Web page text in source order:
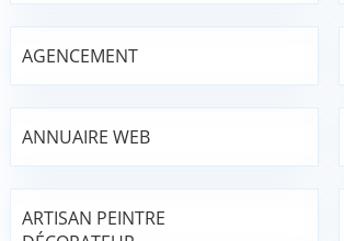
AGENCEMENT
ANNUAIRE WEB
ARTISAN PEINTRE